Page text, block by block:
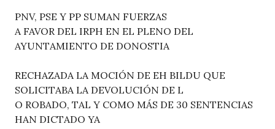
PNV, PSE Y PP SUMAN FUERZAS
A FAVOR DEL IRPH EN EL PLENO DEL
AYUNTAMIENTO DE DONOSTIA
RECHAZADA LA MOCIÓN DE EH BILDU QUE
SOLICITABA LA DEVOLUCIÓN DE L
O ROBADO, TAL Y COMO MÁS DE 30 SENTENCIAS
HAN DICTADO YA